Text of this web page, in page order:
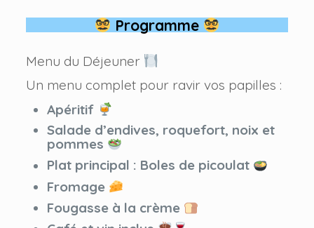
Programme
Menu du Déjeuner
Un menu complet pour ravir vos papilles :
Apéritif
Salade d’endives, roquefort, noix et
pommes
Plat principal : Boles de picoulat
Fromage
Fougasse à la crème